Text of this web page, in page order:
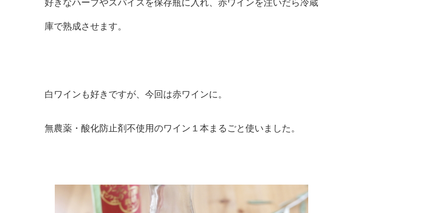
好きなハーブやスパイスを保存瓶に入れ、赤ワインを注いだら冷蔵
庫で熟成させます。
白ワインも好きですが、今回は赤ワインに。
無農薬・酸化防止剤不使用のワイン１本まるごと使いました。